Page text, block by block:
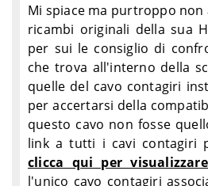
Mi spiace ma purtroppo
ricambi originali della sua
per sui le consiglio di
che trova all'interno della
quelle del cavo contagiri
per accertarsi della
questo cavo non fosse
link a tutti i cavi contagiri
clicca qui per
l'unico cavo contagiri